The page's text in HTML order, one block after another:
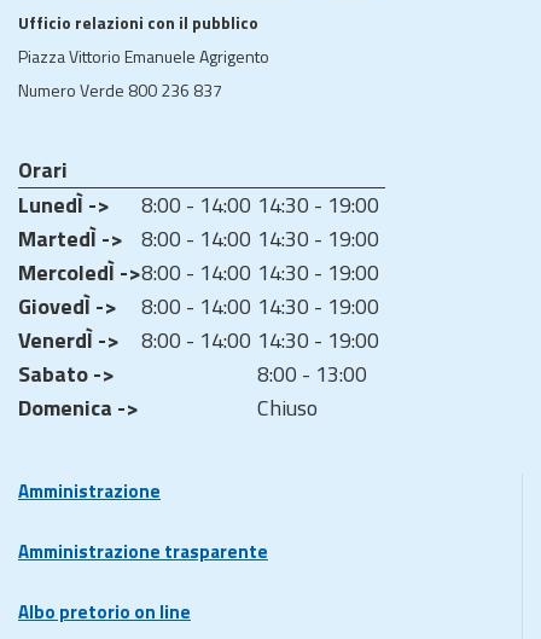
Ufficio relazioni con il pubblico
Piazza Vittorio Emanuele Agrigento
Numero Verde 800 236 837
Orari
LunedÌ ->
8:00 - 14:00 14:30 - 19:00
MartedÌ -> 8:00 - 14:00 14:30 - 19:00
MercoledÌ ->8:00 - 14:00 14:30 - 19:00
GiovedÌ ->
8:00 - 14:00 14:30 - 19:00
VenerdÌ ->
8:00 - 14:00 14:30 - 19:00
Sabato ->
8:00 - 13:00
Domenica ->
Chiuso
Amministrazione
Amministrazione trasparente
Albo pretorio on line